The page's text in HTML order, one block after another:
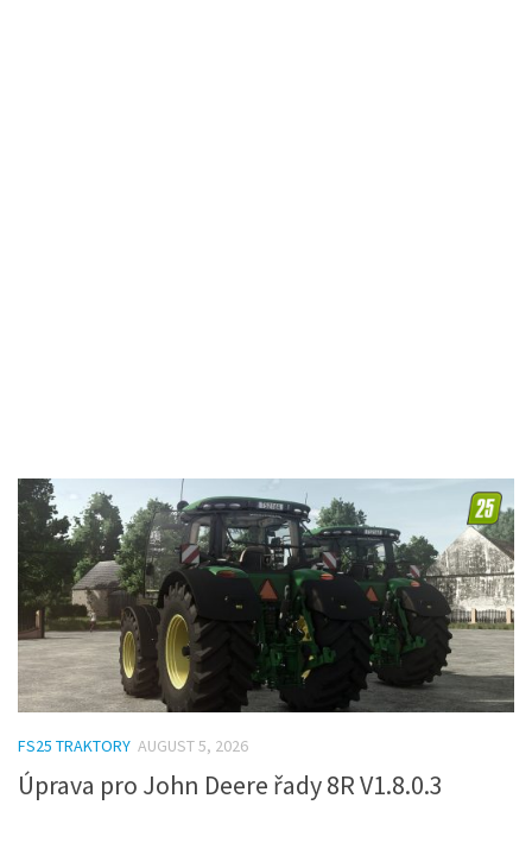
FS25 TRAKTORY AUGUST 5, 2026
Úprava pro John Deere řady 8R V1.8.0.3